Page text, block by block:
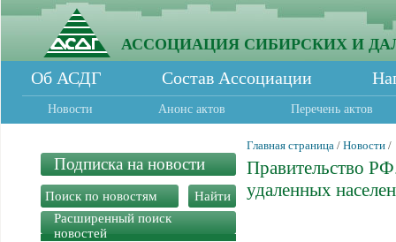
АССОЦИАЦИЯ СИБИРСКИХ И
Об АСДГ Состав Ассоциации
Новости Анонс актов Перечень актов
Подписка на новости
Расширенный поиск
новостей
Главная страница / Новости /
Правительство
удаленных